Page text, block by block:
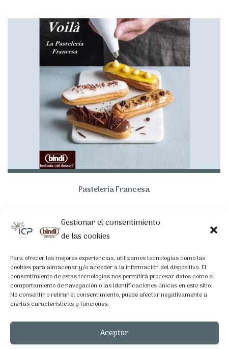
Gestionar el consentimiento
de las cookies
Para ofrecer las mejores experiencias, utilizamos tecnologías como las
cookies para almacenar y/o acceder a la información del dispositivo. El
consentimiento de estas tecnologías nos permitirá procesar datos como el
comportamiento de navegación o las identificaciones únicas en este sitio.
No consentir o retirar el consentimiento, puede afectar negativamente a
ciertas características y funciones.
Aceptar
Pastelería Francesa
LEGAL
Política de Privacidad
Política de Cookies
CONTACTO
C/Nicaragua 74-76, Bajos, 08029 Barcelona